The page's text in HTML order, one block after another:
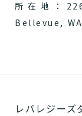
所在地：
Bellevue,
レバレジーズ